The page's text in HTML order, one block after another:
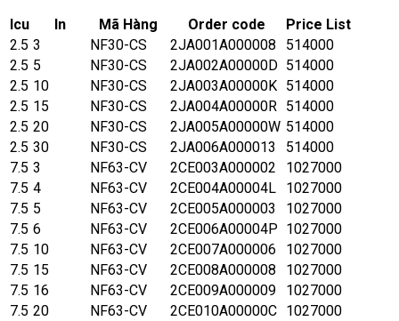
Icu In Mã Hàng Order code
Price List
2.5 3 NF30-CS 2JA001A000008
514000
2.5 5 NF30-CS 2JA002A00000D 514000
2.5 10 NF30-CS 2JA003A00000K 514000
2.5 15 NF30-CS 2JA004A00000R 514000
2.5 20 NF30-CS 2JA005A00000W 514000
2.5 30 NF30-CS 2JA006A000013
514000
7.5 3 NF63-CV 2CE003A000002
1027000
7.5 4 NF63-CV 2CE004A00004L
1027000
7.5 5 NF63-CV 2CE005A000003
1027000
7.5 6 NF63-CV 2CE006A00004P 1027000
7.5 10 NF63-CV 2CE007A000006
1027000
7.5 15 NF63-CV 2CE008A000008
1027000
7.5 16 NF63-CV 2CE009A000009
1027000
7.5 20 NF63-CV 2CE010A00000C 1027000